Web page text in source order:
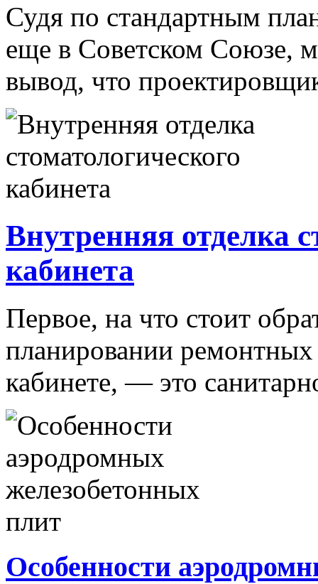
Судя по стандартным
еще в Советском Союзе,
вывод, что
Внутренняя отделка
кабинета
Первое, на что стоит
планировании ремонтных
кабинете, — это
Особенности